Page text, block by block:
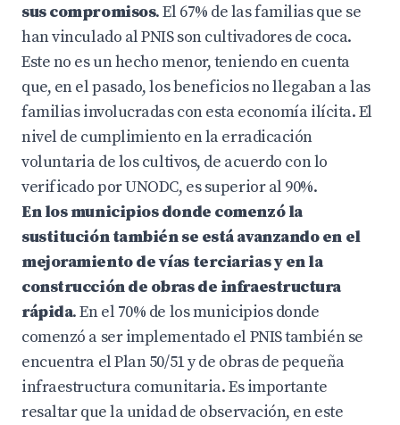
sus compromisos. El 67% de las familias que se
han vinculado al PNIS son cultivadores de coca.
Este no es un hecho menor, teniendo en cuenta
que, en el pasado, los beneficios no llegaban a las
familias involucradas con esta economía ilícita. El
nivel de cumplimiento en la erradicación
voluntaria de los cultivos, de acuerdo con lo
verificado por UNODC, es superior al 90%.
En los municipios donde comenzó la
sustitución también se está avanzando en el
mejoramiento de vías terciarias y en la
construcción de obras de infraestructura
rápida. En el 70% de los municipios donde
comenzó a ser implementado el PNIS también se
encuentra el Plan 50/51 y de obras de pequeña
infraestructura comunitaria. Es importante
resaltar que la unidad de observación, en este